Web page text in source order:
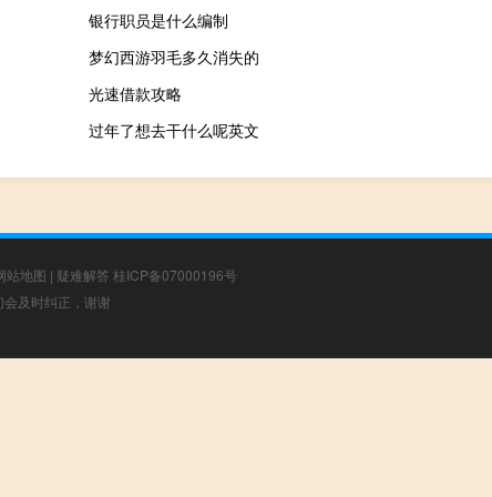
银行职员是什么编制
梦幻西游羽毛多久消失的
光速借款攻略
过年了想去干什么呢英文
站地图 | 疑难解答 桂ICP备07000196号
及时纠正，谢谢